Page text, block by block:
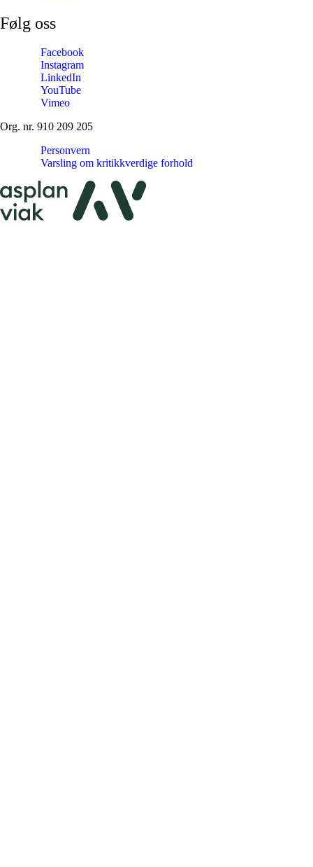
Følg oss
Facebook
Instagram
LinkedIn
YouTube
Vimeo
Org. nr. 910 209 205
Personvern
Varsling om kritikkverdige forhold